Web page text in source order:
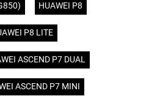
HUAWEI P8
P8 LITE
ASCEND P7 DUAL
ASCEND P7 MINI